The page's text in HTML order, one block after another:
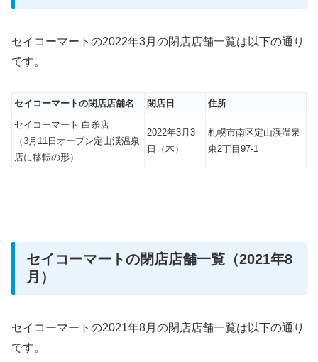
セイコーマートの2022年3月の閉店店舗一覧は以下の通り
です。
セイコーマートの閉店店舗名 閉店日
住所
セイコーマート 白糸店
（3月11日オープン定山渓温泉
店に移転の形）
2022年3月3
日（木）
札幌市南区定山渓温泉
東2丁目97-1
セイコーマートの閉店店舗一覧（2021年8
月）
セイコーマートの2021年8月の閉店店舗一覧は以下の通り
です。